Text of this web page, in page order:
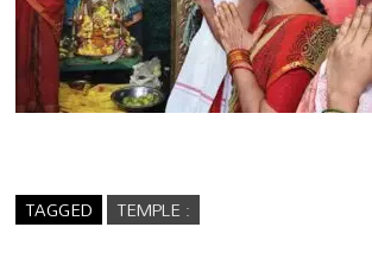
TAGGED TEMPLE :